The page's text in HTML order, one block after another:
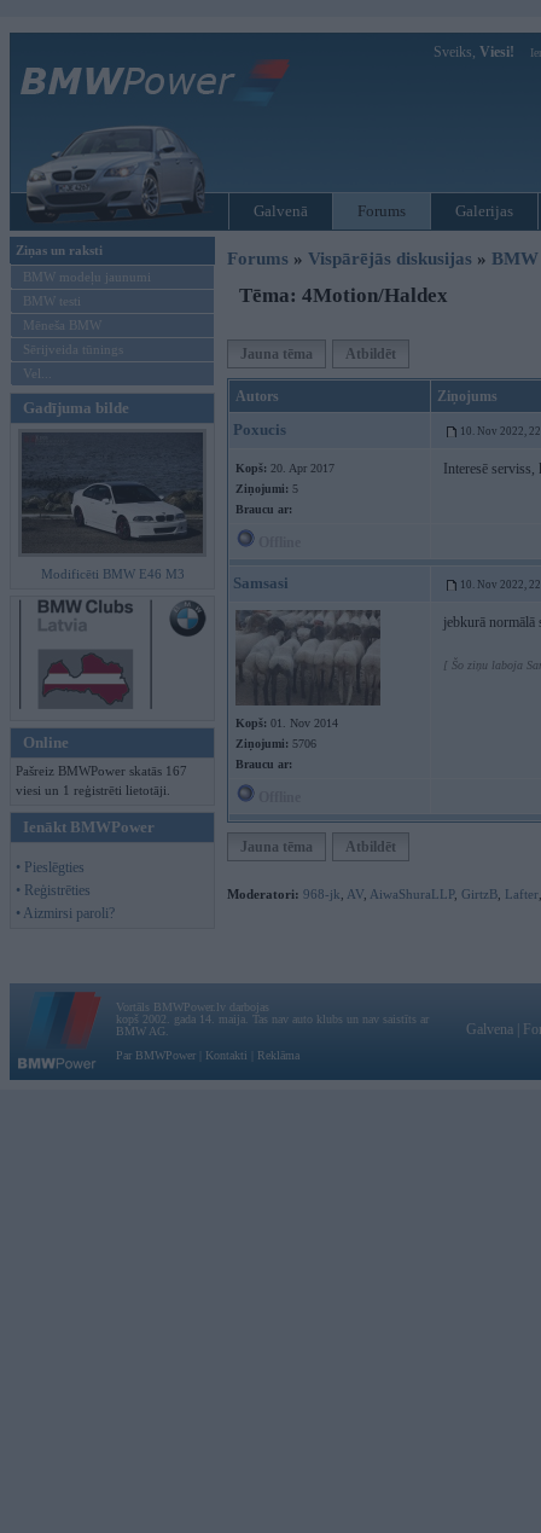
Sveiks, Viesi!
Galvenā Forums Galerijas
Ziņas un raksti
BMW modeļu jaunumi
BMW testi
Mēneša BMW
Sērijveida tūnings
Vel...
Gadījuma bilde
Modificēti BMW E46 M3
Online
Pašreiz BMWPower skatās 167
viesi un 1 reģistrēti lietotāji.
Ienākt BMWPower
• Pieslēgties
• Reģistrēties
• Aizmirsi paroli?
Forums » Vispārējās diskusijas »
Tēma: 4Motion/Haldex
Jauna tēma Atbildēt
Autors Ziņojums
Poxucis 10. Nov 2022,
Kopš: 20. Apr 2017
Ziņojumi: 5
Braucu ar:
Interesē
Samsasi 10. Nov 2022,
Kopš: 01. Nov 2014
Ziņojumi: 5706
Braucu ar:
jebkurā normālā
[ Šo ziņu laboja
Jauna tēma Atbildēt
Moderatori: 968-jk AV AiwaShuraLLP, GirtzB Lafter
Vortāls BMWPower.lv darbojas
kopš 2002. gada 14. maija. Tas nav auto klubs un nav saistīts ar
BMW AG.
Par BMWPower
Kontakti Reklāma
Galvena